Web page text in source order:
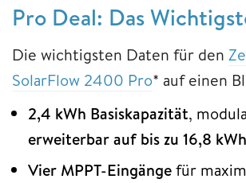
Pro Deal: Das
Die wichtigsten Daten für den
SolarFlow 2400 Pro* auf einen
2,4 kWh Basiskapazität,
erweiterbar auf bis zu 16,8 kWh
Vier MPPT-Eingängefür